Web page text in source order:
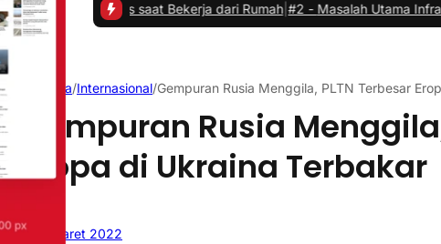
saat Bekerja dari Rumah|#2 -Masalah Utama Infrastruktur
Beranda/Internasional/Gempuran Rusia Menggila, PLTN Terbesar
Gempuran Rusia
Eropa di Ukraina Terbakar
4 Maret 2022